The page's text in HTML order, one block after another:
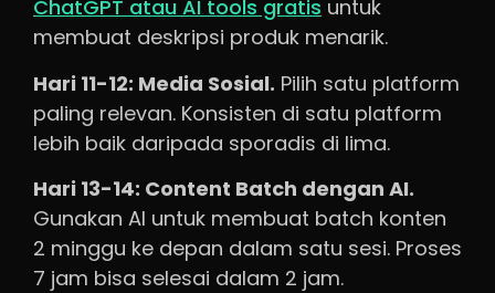
ChatGPT atau AI tools gratis untuk
membuat deskripsi produk menarik.
Hari 11-12: Media Sosial. Pilih satu platform
paling relevan. Konsisten di satu platform
lebih baik daripada sporadis di lima.
Hari 13-14: Content Batch dengan AI.
Gunakan AI untuk membuat batch konten
2 minggu ke depan dalam satu sesi. Proses
7 jam bisa selesai dalam 2 jam.